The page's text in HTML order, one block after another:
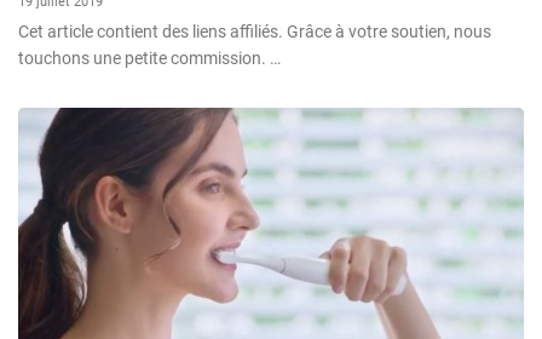
Cet article contient des liens affiliés. Grâce à votre soutien, nous
touchons une petite commission. …